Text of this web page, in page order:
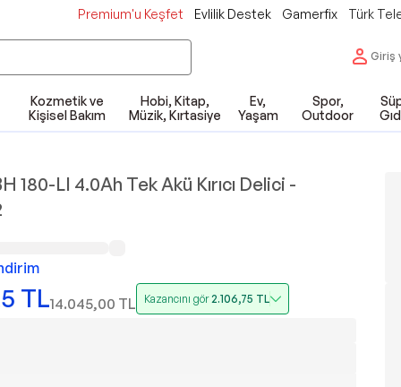
Premium'u Keşfet Evlilik Destek Gamerfix Türk
Giriş
Kozmetik ve
Kişisel Bakım
Hobi, Kitap,
Müzik, Kırtasiye
Ev,
Yaşam
Spor,
Outdoor
180-LI 4.0Ah Tek Akü Kırıcı Delici -
TL14.045,00 TL Kazancını gör2.106,75 TL